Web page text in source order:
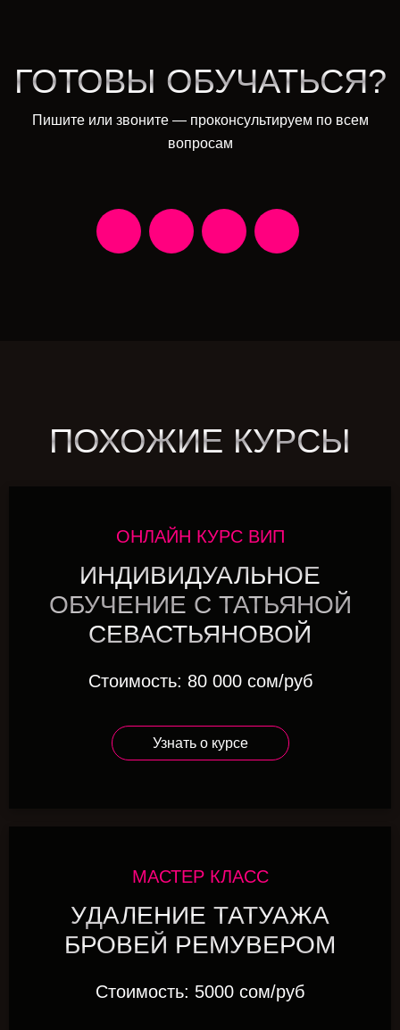
ГОТОВЫ ОБУЧАТЬСЯ?
Пишите или звоните — проконсультируем по всем
вопросам
ПОХОЖИЕ КУРСЫ
ОНЛАЙН КУРС ВИП
ИНДИВИДУАЛЬНОЕ
ОБУЧЕНИЕ С ТАТЬЯНОЙ
СЕВАСТЬЯНОВОЙ
Стоимость: 80 000 сом/руб
Узнать о курсе
МАСТЕР КЛАСС
УДАЛЕНИЕ ТАТУАЖА
БРОВЕЙ РЕМУВЕРОМ
Стоимость: 5000 сом/руб